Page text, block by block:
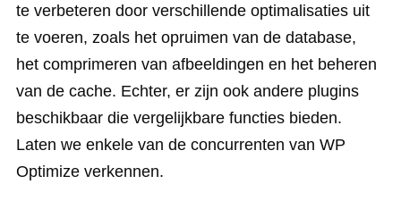
te verbeteren door verschillende optimalisaties uit
te voeren, zoals het opruimen van de database,
het comprimeren van afbeeldingen en het beheren
van de cache. Echter, er zijn ook andere plugins
beschikbaar die vergelijkbare functies bieden.
Laten we enkele van de concurrenten van WP
Optimize verkennen.